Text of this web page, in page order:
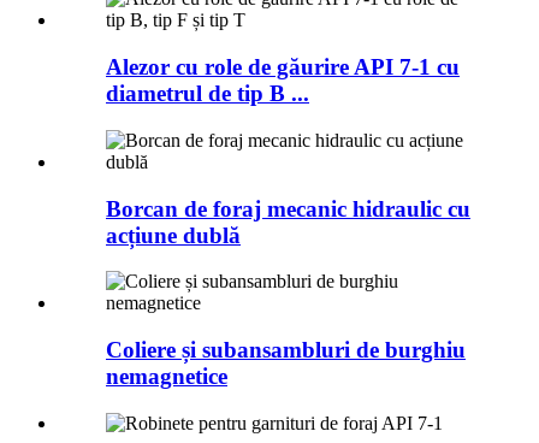
Alezor cu role de găurire API 7-1 cu
diametrul de tip B ...
Borcan de foraj mecanic hidraulic cu
acțiune dublă
Coliere și subansambluri de burghiu
nemagnetice